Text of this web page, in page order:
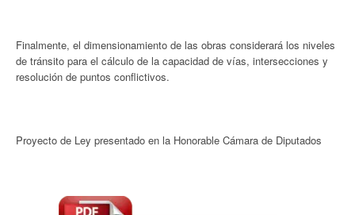
Finalmente, el dimensionamiento de las obras considerará los niveles
de tránsito para el cálculo de la capacidad de vías, intersecciones y
resolución de puntos conflictivos.
Proyecto de Ley presentado en la Honorable Cámara de Diputados